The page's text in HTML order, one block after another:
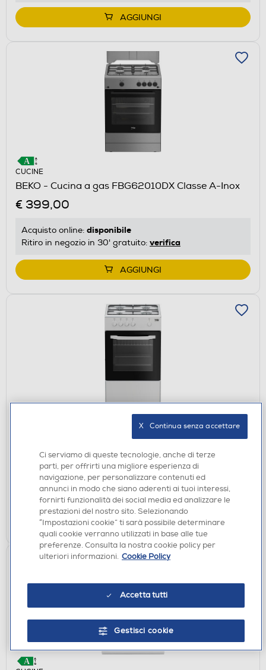
AGGIUNGI
CUCINE
BEKO - Cucina a gas FBG62010DX Classe A-Inox
€ 399,00
Acquisto online: disponibile
Ritiro in negozio in 30' gratuito: verifica
AGGIUNGI
BEKO - Cucina a gas CSG42001FW-Nero, Bianco
€ 279,00
Acquisto online: disponibile
Ritiro in negozio in 30' gratuito:verifica
AGGIUNGI
Ci serviamo di queste tecnologie, anche di terze
parti, per offrirti una migliore esperienza di
navigazione, per personalizzare contenuti ed
annunci in modo che siano aderenti ai tuoi interessi,
fornirti funzionalità dei social media ed analizzare le
prestazioni del nostro sito. Selezionando
“Impostazioni cookie” ti sarà possibile determinare
quali cookie verranno utilizzati in base alle tue
preferenze. Consulta la nostra cookie policy per
ulteriori informazioni. Cookie Policy
Accetta tutti
Gestisci cookie
X   Continua senza accettare